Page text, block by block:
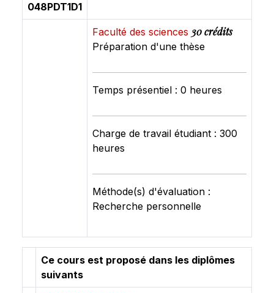
048PDT1D1
Faculté des sciences 30 crédits
Préparation d'une thèse
Temps présentiel : 0 heures
Charge de travail étudiant : 300
heures
Méthode(s) d'évaluation :
Recherche personnelle
Ce cours est proposé dans les diplômes
suivants